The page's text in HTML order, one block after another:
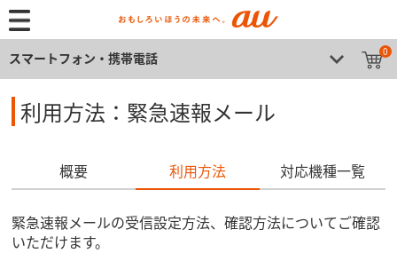
スマートフォン・携帯電話 0
利用方法：緊急速報メール
概要 利用方法 対応機種一覧
緊急速報メールの受信設定方法、確認方法についてご確認
いただけます。